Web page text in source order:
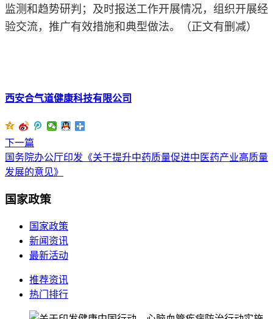
监测和趋势研判；及时报送工作开展情况，组织开展经
验交流，推广有效措施和典型做法。（正文有删减）
西安合气道健康科技有限公司
下一篇
国务院办公厅印发《关于提升中药质量促进中医药产业高质量
发展的意见》
国家政策
国家政策
新闻资讯
最新活动
推荐资讯
热门排行